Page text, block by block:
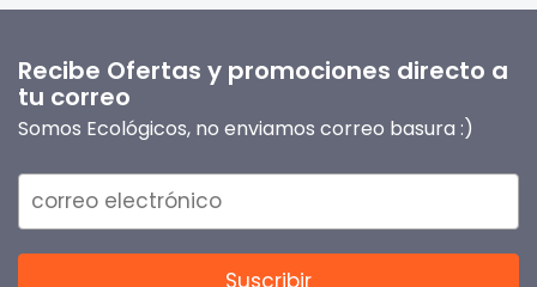
Recibe Ofertas y promociones directo a
tu correo
Somos Ecológicos, no enviamos correo basura :)